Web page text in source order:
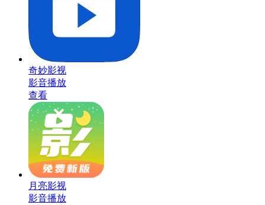
奇妙影视
影音播放
查看
月亮影视
影音播放